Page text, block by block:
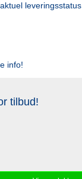
leveringsstatus
info!
tilbud!